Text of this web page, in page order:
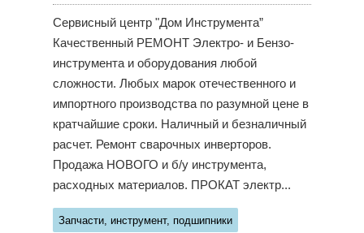
Сервисный центр "Дом Инструмента”
Качественный РЕМОНТ Электро- и Бензо-
инструмента и оборудования любой
сложности. Любых марок отечественного и
импортного производства по разумной цене в
кратчайшие сроки. Наличный и безналичный
расчет. Ремонт сварочных инверторов.
Продажа НОВОГО и б/у инструмента,
расходных материалов. ПРОКАТ электр...
Запчасти, инструмент, подшипники